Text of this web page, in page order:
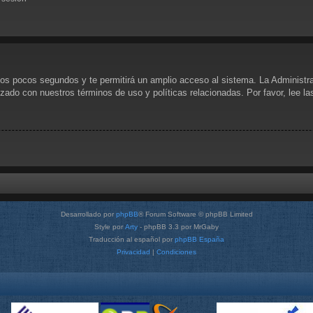
pocos segundos y te permitirá un amplio acceso al sistema. La
con nuestros términos de uso y políticas relacionadas. Por favor, lee
Desarrollado por phpBB® Forum Software © phpBB Limited
Style por Arty - phpBB 3.3 por MrGaby
Traducción al español por phpBB España
Privacidad | Condiciones